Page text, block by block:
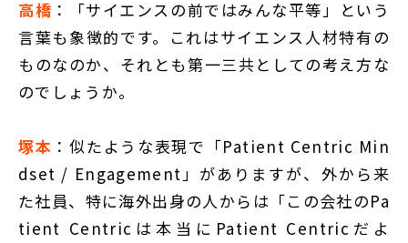
高橋 ：「サイエンスの前ではみんな平等」という
言葉も象徴的です。これはサイエンス人材特有の
ものなのか、それとも第一三共としての考え方な
のでしょうか。
塚本 ：似たような表現で「Patient Centric Min
dset / Engagement」がありますが、外から来
た社員、特に海外出身の人からは「この会社のPa
tient Centricは本当にPatient Centricだよ